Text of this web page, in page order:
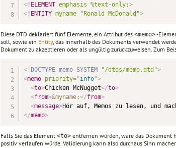
<!ELEMENT emphasis %text-only;>
<!ENTITY myname "Ronald McDonald">
Diese DTD deklariert fünf Elemente, ein Attribut des <memo>-
soll, sowie ein Entity, das innerhalb des Dokuments verwendet
Dokument zu akzeptieren oder als ungültig zurückzuweisen. Zum
<! DOCTYPE memo SYSTEM "/dtds/memo.dtd">
<memo priority="info">
<to>Chicken McNugget</to>
<from>&myname;</from>
<message>Hör auf, Memos zu lesen, und
</memo>
Falls Sie das Element <to> entfernen würden, wäre das
positiv verlaufen würde. Validierung kann also durchaus Sinn